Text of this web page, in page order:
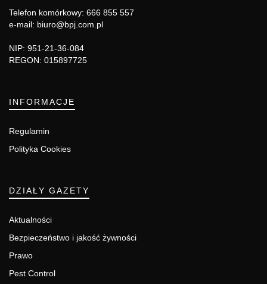
Telefon komórkowy: 666 855 557
e-mail: biuro@bpj.com.pl
NIP: 951-21-36-084
REGON: 015897725
INFORMACJE
Regulamin
Polityka Cookies
DZIAŁY GAZETY
Aktualności
Bezpieczeństwo i jakość żywności
Prawo
Pest Control